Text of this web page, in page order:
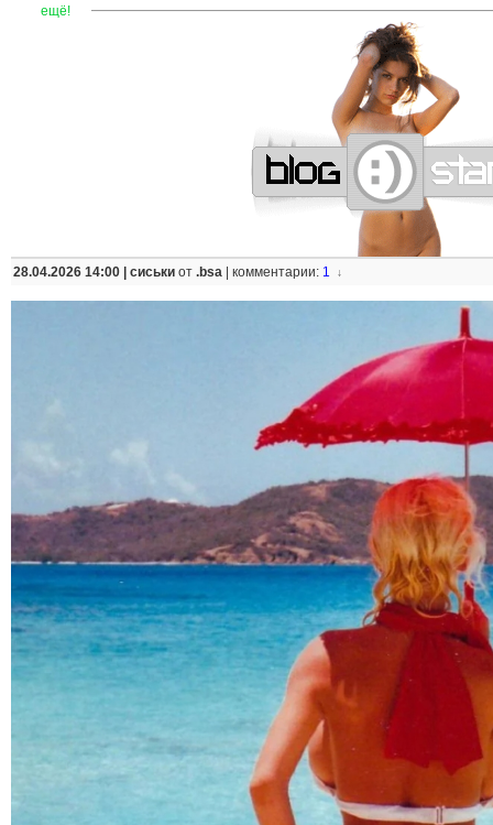
ещё! ——————————————————————
28.04.2026 14:00 | сиськи от .bsa комментарии: 1 ↓